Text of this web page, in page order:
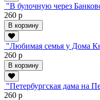
"В булочную через
260 р
В корзину
"Любимая семья у Дома
260 р
В корзину
"Петербургская дама на
260 р